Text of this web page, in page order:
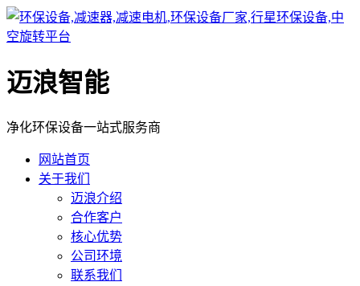
迈浪智能
净化环保设备一站式服务商
网站首页
关于我们
迈浪介绍
合作客户
核心优势
公司环境
联系我们